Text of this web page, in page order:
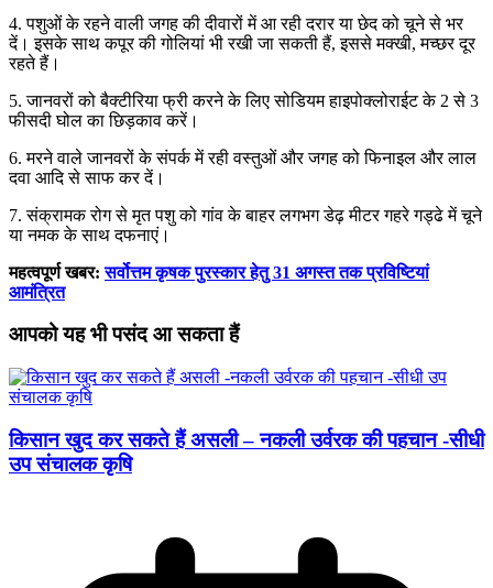
4. पशुओं के रहने वाली जगह की दीवारों में आ रही दरार या छेद को चूने से भर
दें। इसके साथ कपूर की गोलियां भी रखी जा सकती हैं, इससे मक्खी, मच्छर दूर
रहते हैं।
5. जानवरों को बैक्टीरिया फ्री करने के लिए सोडियम हाइपोक्लोराईट के 2 से 3
फीसदी घोल का छिड़काव करें।
6. मरने वाले जानवरों के संपर्क में रही वस्तुओं और जगह को फिनाइल और लाल
दवा आदि से साफ कर दें।
7. संक्रामक रोग से मृत पशु को गांव के बाहर लगभग डेढ़ मीटर गहरे गड्ढे में चूने
या नमक के साथ दफनाएं।
महत्वपूर्ण खबर:सर्वोत्तम कृषक पुरस्कार हेतु 31 अगस्त तक प्रविष्टियां
आमंत्रित
आपको यह भी पसंद आ सकता हैं
किसान खुद कर सकते हैं असली – नकली उर्वरक की पहचान -सीधी
उप संचालक कृषि